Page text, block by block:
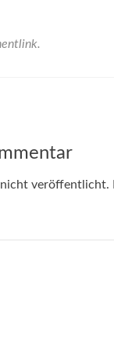
.
veröffentlicht.